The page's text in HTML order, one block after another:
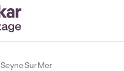
Sur Mer